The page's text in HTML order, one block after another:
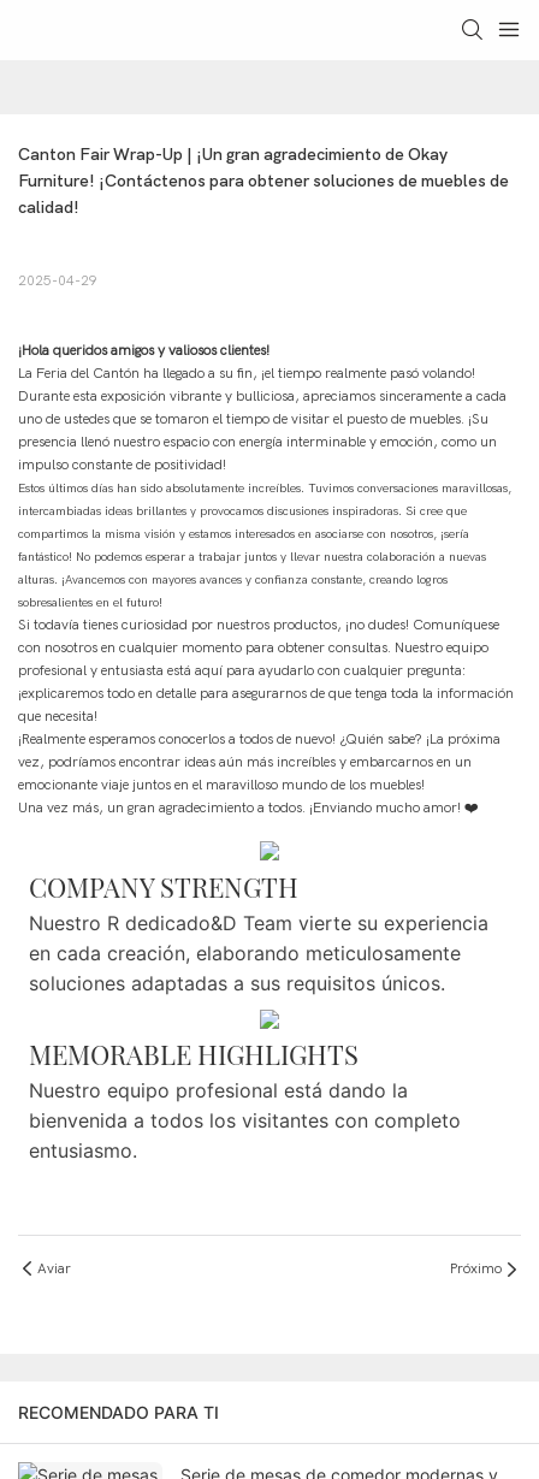
Canton Fair Wrap-Up | ¡Un gran agradecimiento de Okay
Furniture! ¡Contáctenos para obtener soluciones de muebles de
calidad!
2025-04-29
¡Hola queridos amigos y valiosos clientes!
La Feria del Cantón ha llegado a su fin, ¡el tiempo realmente pasó volando!
Durante esta exposición vibrante y bulliciosa, apreciamos sinceramente a cada
uno de ustedes que se tomaron el tiempo de visitar el puesto de muebles. ¡Su
presencia llenó nuestro espacio con energía interminable y emoción, como un
impulso constante de positividad!
Estos últimos días han sido absolutamente increíbles. Tuvimos conversaciones maravillosas,
intercambiadas ideas brillantes y provocamos discusiones inspiradoras. Si cree que
compartimos la misma visión y estamos interesados ​​en asociarse con nosotros, ¡sería
fantástico! No podemos esperar a trabajar juntos y llevar nuestra colaboración a nuevas
alturas. ¡Avancemos con mayores avances y confianza constante, creando logros
sobresalientes en el futuro!
Si todavía tienes curiosidad por nuestros productos, ¡no dudes! Comuníquese
con nosotros en cualquier momento para obtener consultas. Nuestro equipo
profesional y entusiasta está aquí para ayudarlo con cualquier pregunta:
¡explicaremos todo en detalle para asegurarnos de que tenga toda la información
que necesita!
¡Realmente esperamos conocerlos a todos de nuevo! ¿Quién sabe? ¡La próxima
vez, podríamos encontrar ideas aún más increíbles y embarcarnos en un
emocionante viaje juntos en el maravilloso mundo de los muebles!
Una vez más, un gran agradecimiento a todos. ¡Enviando mucho amor! ❤️
COMPANY STRENGTH
Nuestro R dedicado&D Team vierte su experiencia
en cada creación, elaborando meticulosamente
soluciones adaptadas a sus requisitos únicos.
MEMORABLE HIGHLIGHTS
Nuestro equipo profesional está dando la
bienvenida a todos los visitantes con completo
entusiasmo.
Aviar Próximo
RECOMENDADO PARA TI
Serie de mesas de comedor modernas y